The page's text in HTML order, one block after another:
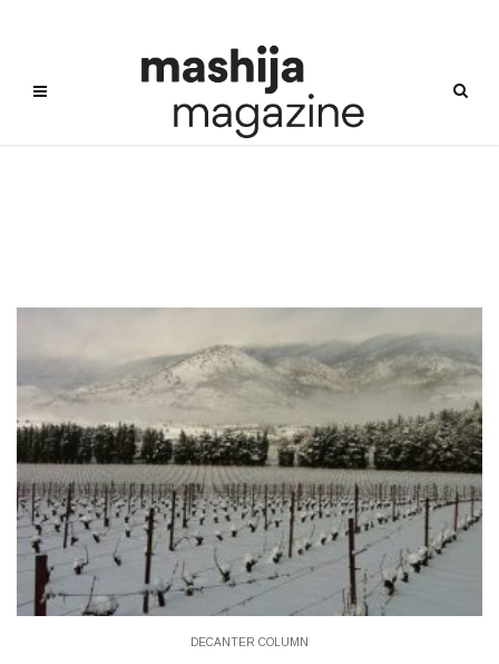
DECANTER COLUMN